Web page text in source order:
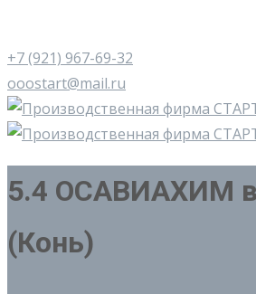
+7 (921) 967-69-32
ooostart@mail.ru
5.4 ОСАВИАХИМ
(Конь)